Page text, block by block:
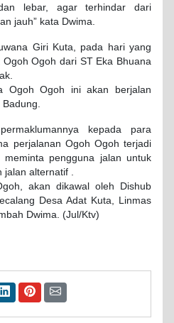
lebar, agar terhindar dari
jauh” kata Dwima.
Giri Kuta, pada hari yang
Ogoh dari ST Eka Bhuana
Ogoh Ogoh ini akan berjalan
Badung.
kepada para
perjalanan Ogoh Ogoh terjadi
pengguna jalan untuk
jalan alternatif .
akan dikawal oleh Dishub
Desa Adat Kuta, Linmas
Dwima. (Jul/Ktv)